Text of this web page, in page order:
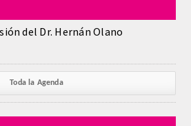
del Dr. Hernán Olano
Toda la Agenda